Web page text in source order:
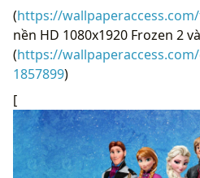
(https://
nền HD 1080x1920 Frozen 2
(https://
1857899)
[